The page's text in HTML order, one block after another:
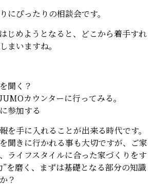
にぴったりの相談会です。
じめようとなると、どこから着手すれ
まいますね。
聞く？
カウンターに行ってみる。
参加する
を手に入れることが出来る時代です。
聞きに行かれる事も大切ですが、ご家
ライフスタイルに合った家づくりをす
”を磨く、まずは基礎となる部分の知識
？